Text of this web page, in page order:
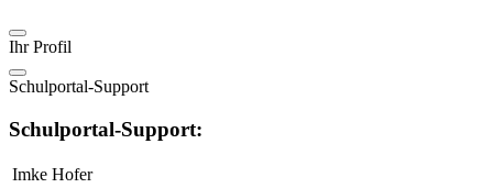
Ihr Profil
Schulportal-Support
Schulportal-Support:
Imke Hofer